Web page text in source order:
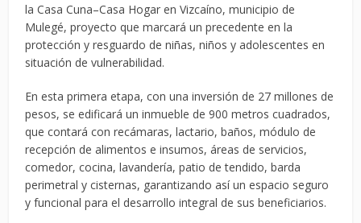
la Casa Cuna–Casa Hogar en Vizcaíno, municipio de
Mulegé, proyecto que marcará un precedente en la
protección y resguardo de niñas, niños y adolescentes en
situación de vulnerabilidad.
En esta primera etapa, con una inversión de 27 millones de
pesos, se edificará un inmueble de 900 metros cuadrados,
que contará con recámaras, lactario, baños, módulo de
recepción de alimentos e insumos, áreas de servicios,
comedor, cocina, lavandería, patio de tendido, barda
perimetral y cisternas, garantizando así un espacio seguro
y funcional para el desarrollo integral de sus beneficiarios.